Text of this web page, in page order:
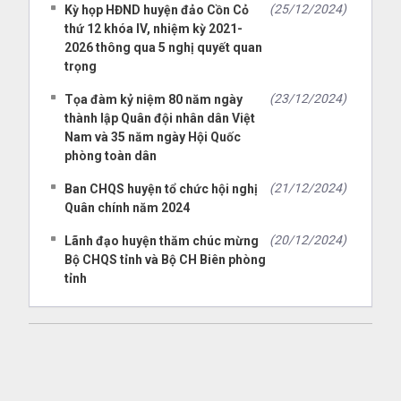
Kỳ họp HĐND huyện đảo Cồn Cỏ
thứ 12 khóa IV, nhiệm kỳ 2021-
2026 thông qua 5 nghị quyết quan
trọng
(25/12/2024)
Tọa đàm kỷ niệm 80 năm ngày
thành lập Quân đội nhân dân Việt
Nam và 35 năm ngày Hội Quốc
phòng toàn dân
(23/12/2024)
Ban CHQS huyện tổ chức hội nghị
Quân chính năm 2024
(21/12/2024)
Lãnh đạo huyện thăm chúc mừng
Bộ CHQS tỉnh và Bộ CH Biên phòng
tỉnh
(20/12/2024)